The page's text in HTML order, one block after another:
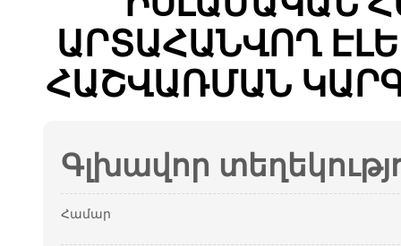
ԱՐՏԱՀԱՆՎՈՂ
ՀԱՇՎԱՌՄԱՆ
Գլխավոր
Համար